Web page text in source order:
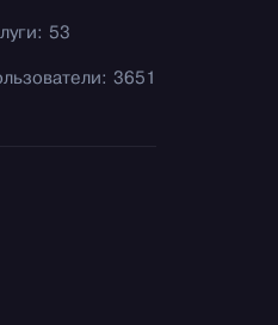
53
3651